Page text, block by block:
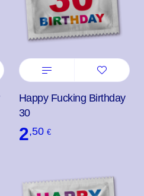
Happy Fucking Birthday
30
2,50€